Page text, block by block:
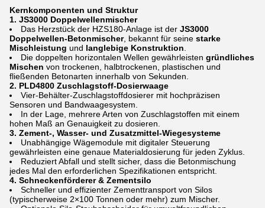
Kernkomponenten und Struktur
1. JS3000 Doppelwellenmischer
Das Herzstück der HZS180-Anlage ist der JS3000
Doppelwellen-Betonmischer, bekannt für seine starke
Mischleistung und langlebige Konstruktion
Die doppelten horizontalen Wellen gewährleisten gründliches
Mischen von trockenen, halbtrockenen, plastischen und
fließenden Betonarten innerhalb von Sekunden.
2. PLD4800 Zuschlagstoff-Dosierwaage
Vier-Behälter-Zuschlagstoffdosierer mit hochpräzisen
Sensoren und Bandwaagesystem.
In der Lage, mehrere Arten von Zuschlagstoffen mit einem
hohen Maß an Genauigkeit zu dosieren.
3. Zement-, Wasser- und Zusatzmittel-Wiegesysteme
Unabhängige Wägemodule mit digitaler Steuerung
gewährleisten eine genaue Materialdosierung für jeden Zyklus.
Reduziert Abfall und stellt sicher, dass die Betonmischung
jedes Mal den erforderlichen Spezifikationen entspricht.
4. Schneckenförderer & Zementsilo
Schneller und effizienter Zementtransport von Silos
(typischerweise 2×100 Tonnen oder mehr) zum Mischer.